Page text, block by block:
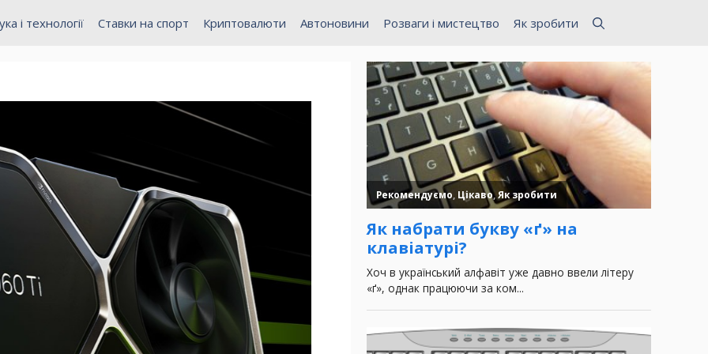
і технології Ставки на спорт Криптовалюти Автоновини Розваги і мистецтво Як зробити